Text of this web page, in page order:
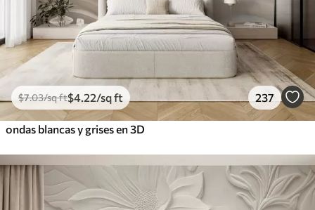
$7.03/sq ft$4 .22/sq ft 237
ondas blancas y grises en 3D